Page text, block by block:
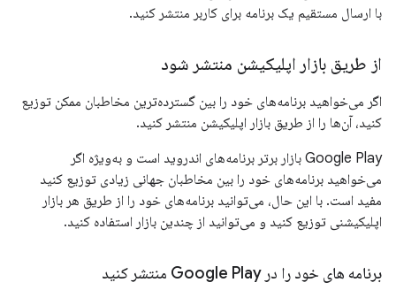
با ارسال مستقیم یک برنامه برای کاربر منتشر کنید.
از طریق بازار اپلیکیشن منتشر شود
اگر می‌خواهید برنامه‌های خود را بین گسترده‌ترین مخاطبان ممکن توزیع
کنید، آن‌ها را از طریق بازار اپلیکیشن منتشر کنید.
Google Play بازار برتر برنامه‌های اندروید است و به‌ویژه اگر
می‌خواهید برنامه‌های خود را بین مخاطبان جهانی زیادی توزیع کنید
مفید است. با این حال، می‌توانید برنامه‌های خود را از طریق هر بازار
اپلیکیشنی توزیع کنید و می‌توانید از چندین بازار استفاده کنید.
برنامه های خود را در Google Play منتشر کنید